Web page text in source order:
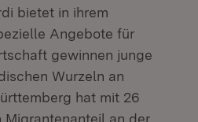
bietet in ihrem
Angebote für
gewinnen junge
Wurzeln an
hat mit 26
Migrantenanteil an der